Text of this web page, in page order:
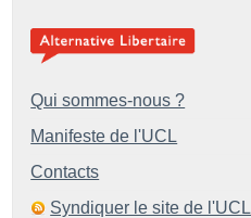
Qui sommes-nous ?
Manifeste de l'UCL
Contacts
Syndiquer le site de l'UCL